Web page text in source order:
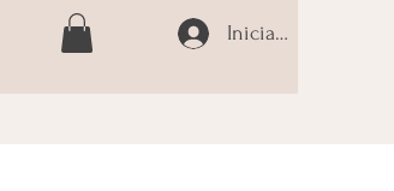
Iniciar sesión